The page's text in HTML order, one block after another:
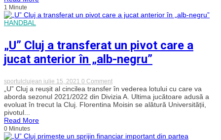
lotul
1 Minute
HANDBAL
„U” Cluj a transferat un pivot care a
jucat anterior în „alb-negru”
sportulclujean iulie 15, 2021 0 Commenton
„U”
Cluj
a
transferat
a
„U” Cluj a reușit al cincilea transfer în vederea lotului cu care va
aborda sezonul 2021/2022 din Divizia A. Ultima jucătoare adusă a
evoluat în trecut la Cluj. Florentina Moisin se alătură Universității,
pivotul...
Read More
0 Minutes